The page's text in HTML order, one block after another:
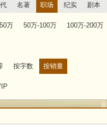
名著 职场 纪实 剧本
万 50万-100万 100万-200万
按字数 按销量